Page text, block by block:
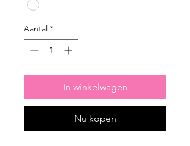
Aantal *
In winkelwagen
Nu kopen